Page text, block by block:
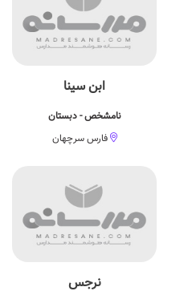
ابن سینا
نامشخص - دبستان
فارس سرچهان
نرجس